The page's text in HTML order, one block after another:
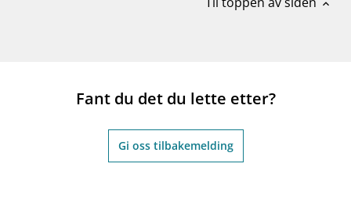
expand_less
Fant du det du lette etter?
Gi oss tilbakemelding